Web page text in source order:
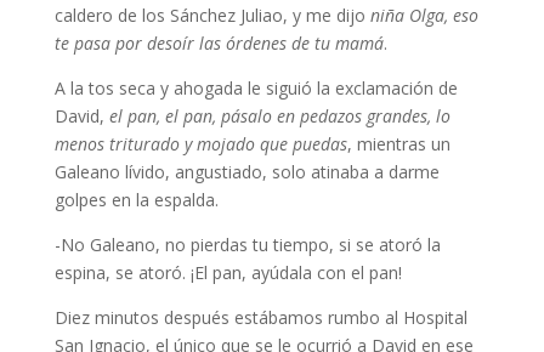
caldero de los Sánchez Juliao, y me dijo niña Olga, eso
te pasa por desoír las órdenes de tu mamá.
A la tos seca y ahogada le siguió la exclamación de
David, el pan, el pan, pásalo en pedazos grandes, lo
menos triturado y mojado que puedas, mientras un
Galeano lívido, angustiado, solo atinaba a darme
golpes en la espalda.
-No Galeano, no pierdas tu tiempo, si se atoró la
espina, se atoró. ¡El pan, ayúdala con el pan!
Diez minutos después estábamos rumbo al Hospital
San Ignacio, el único que se le ocurrió a David en ese